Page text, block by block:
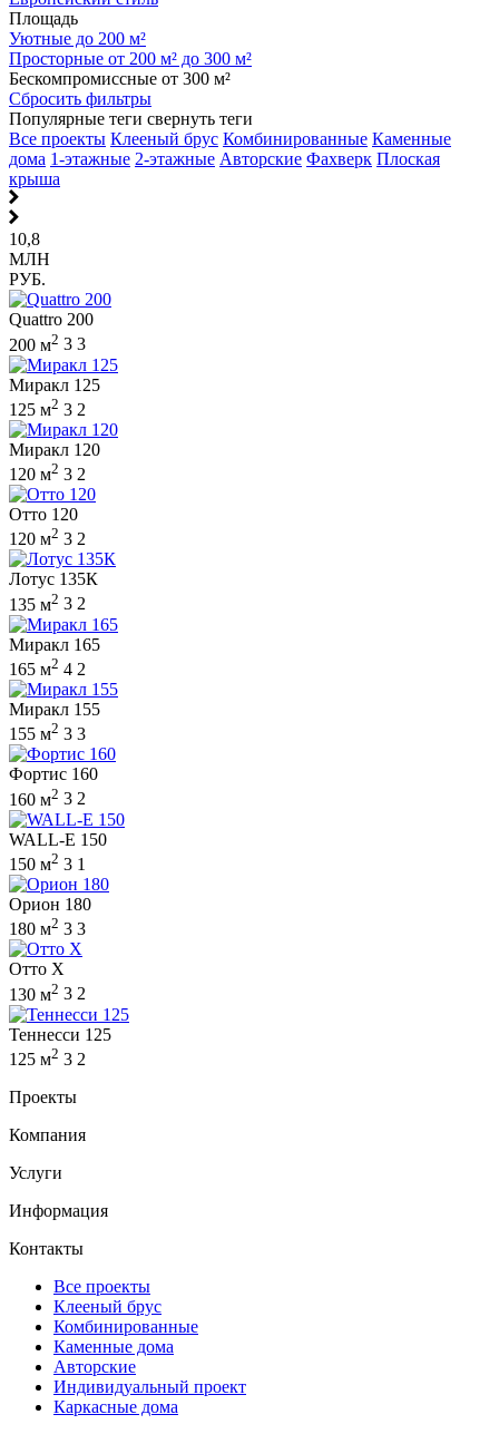
Площадь
Уютные до 200 м²
Просторные от 200 м² до 300 м²
Бескомпромиссные от 300 м²
Сбросить фильтры
Популярные теги свернуть теги
Все проекты Клееный брус Комбинированные Каменные
дома 1-этажные 2-этажные Авторские Фахверк Плоская
крыша
10,8
МЛН
РУБ.
Quattro 200
200 м2 3 3
Миракл 125
125 м2 3 2
Миракл 120
120 м2 3 2
Отто 120
120 м2 3 2
Лотус 135К
135 м2 3 2
Миракл 165
165 м2 4 2
Миракл 155
155 м2 3 3
Фортис 160
160 м2 3 2
WALL-E 150
150 м2 3 1
Орион 180
180 м2 3 3
Отто Х
130 м2 3 2
Теннесси 125
125 м2 3 2
Проекты
Компания
Услуги
Информация
Контакты
Все проекты
Клееный брус
Комбинированные
Каменные дома
Авторские
Индивидуальный проект
Каркасные дома